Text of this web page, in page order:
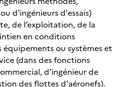
d'ingénieurs d'essais)
de l’exploitation, de la
en conditions
ou systèmes et
(dans des fonctions
d'ingénieur de
des flottes d'aéronefs).